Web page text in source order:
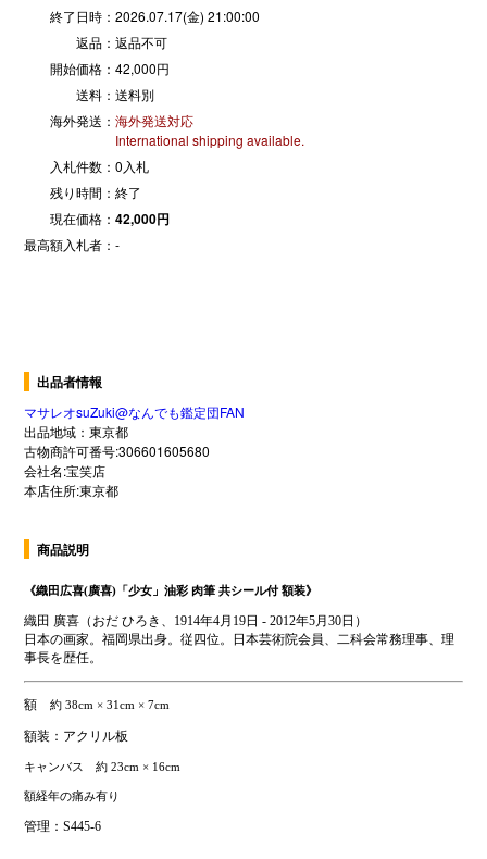
終了日時： 2026.07.17(金) 21:00:00
返品： 返品不可
開始価格： 42,000円
送料： 送料別
海外発送： 海外発送対応
International shipping available.
入札件数： 0入札
残り時間： 終了
現在価格： 42,000円
最高額入札者： -
出品者情報
マサレオsuZuki@なんでも鑑定団FAN
出品地域：東京都
古物商許可番号:306601605680
会社名:宝笑店
本店住所:東京都
商品説明